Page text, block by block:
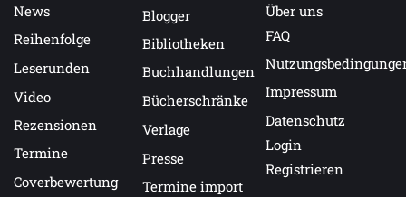
News
Reihenfolge
Leserunden
Video
Rezensionen
Termine
Coverbewertung
Blogger
Bibliotheken
Buchhandlungen
Bücherschränke
Verlage
Presse
Termine import
Über uns
FAQ
Impressum
Datenschutz
Login
Registrieren